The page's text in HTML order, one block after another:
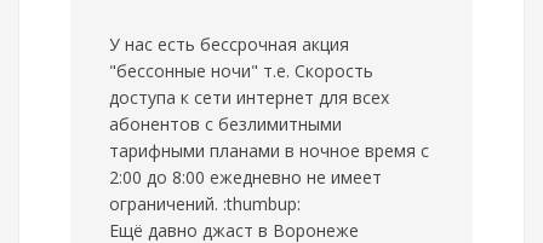
У нас есть бессрочная акция
"бессонные ночи" т.е. Скорость
доступа к сети интернет для всех
абонентов с безлимитными
тарифными планами в ночное время с
2:00 до 8:00 ежедневно не имеет
ограничений. :thumbup:
Ещё давно джаст в Воронеже